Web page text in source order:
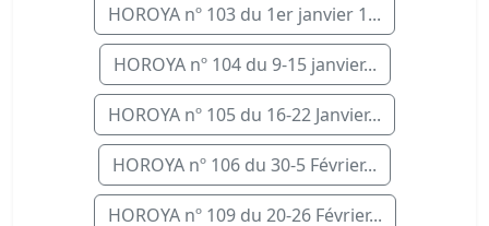
HOROYA nº 103 du 1er janvier 1...
HOROYA nº 104 du 9-15 janvier...
HOROYA nº 105 du 16-22 Janvier...
HOROYA nº 106 du 30-5 Février...
HOROYA nº 109 du 20-26 Février...